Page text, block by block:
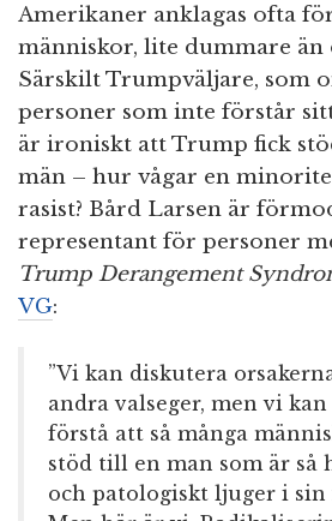
Amerikaner anklagas ofta
människor, lite dummare än
Särskilt Trumpväljare, som
personer som inte förstår
är ironiskt att Trump fick
män – hur vågar en
rasist? Bård Larsen är
representant för personer
Trump Derangement
VG:
”Vi kan diskutera
andra valseger, men vi
förstå att så många
stöd till en man som är så
och patologiskt ljuger i